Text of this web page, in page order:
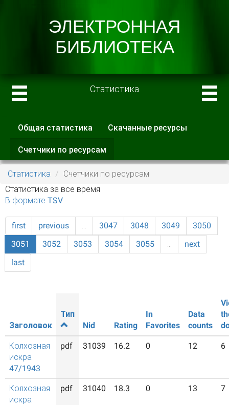
Статистика
Главные вкладки
Общая статистика Скачанные ресурсы
Счетчики по ресурсам
вкладка)
Статистика
Счетчики по ресурсам
Статистика за все время
В формате TSV
first previous … 3047 3048 3049
3050
3051
3052 3053 3054 3055 …
next
last
Заголовок
Тип
Nid
Rating
In
Favorites
Data
counts
Колхозная
искра
47/1943
pdf 31039 16.2 0 12 6
Колхозная
искра
pdf 31040 18.3 0 13 7